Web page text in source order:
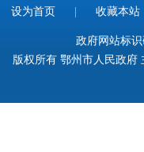
设为首页 收藏本站
政府网站标
版权所有 鄂州市人民政府